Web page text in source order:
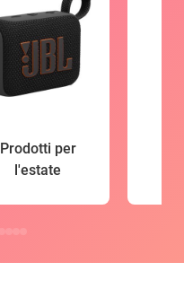
Prodotti per
l'estate